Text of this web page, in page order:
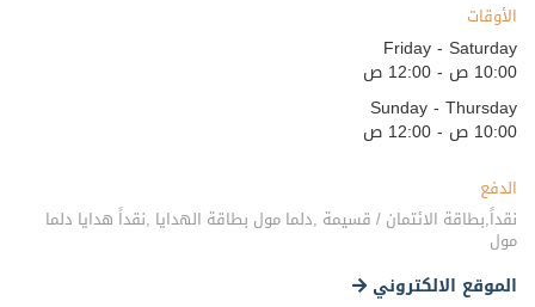
الأوقات
Friday - Saturday
10:00 ص - 12:00 ص
Sunday - Thursday
10:00 ص - 12:00 ص
الدفع
نقداً,بطاقة الائتمان / قسيمة ,دلما مول بطاقة الهدايا ,نقداً هدايا دلما
مول
الموقع الالكتروني